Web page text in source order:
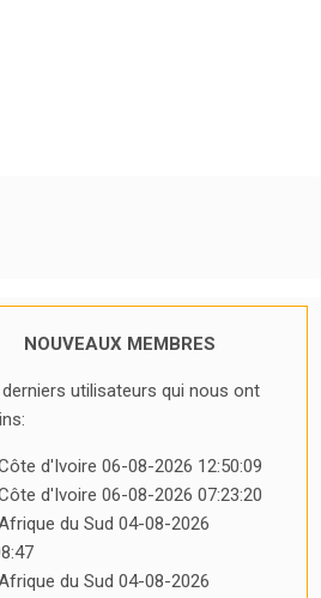
NOUVEAUX MEMBRES
utilisateurs qui nous ont
d'Ivoire 06-08-2026 12:50:09
d'Ivoire 06-08-2026 07:23:20
du Sud 04-08-2026
du Sud 04-08-2026